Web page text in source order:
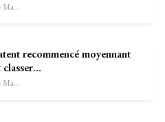
Sébastien-Étienne Marechal
recommencé moyennant
classer…
Sébastien-Étienne Marechal